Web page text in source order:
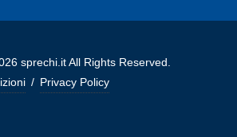
sprechi.it All Rights Reserved.
/ Privacy Policy